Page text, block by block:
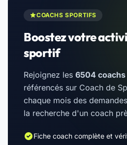
COACHS SPORTIFS
Boostez votre
sportif
Rejoignez les 6504
référencés sur Coach de
chaque mois des
la recherche d'un coach
Fiche coach complète et